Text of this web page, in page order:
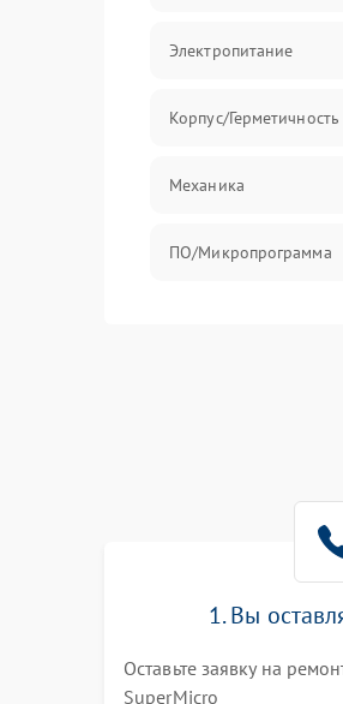
Электропитание
Корпус/Герметичность
Механика
ПО/Микропрограмма
1. Вы
Оставьте заявку на
SuperMicro